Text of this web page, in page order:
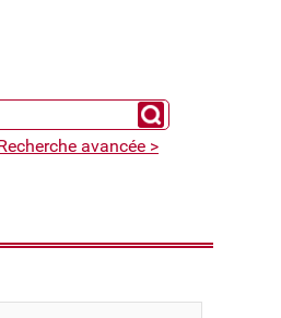
Chercher un expert
avancée >